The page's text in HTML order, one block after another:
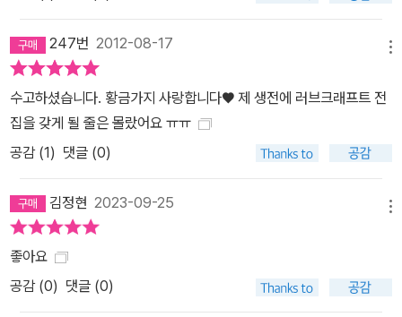
247번 2012-08-17
수고하셨습니다. 황금가지 사랑합니다♥ 제 생전에 러브크래프트 전
집을 갖게 될 줄은 몰랐어요 ㅠㅠ
공감 (1) 댓글 (0)
김정현 2023-09-25
좋아요
공감 (0) 댓글 (0)